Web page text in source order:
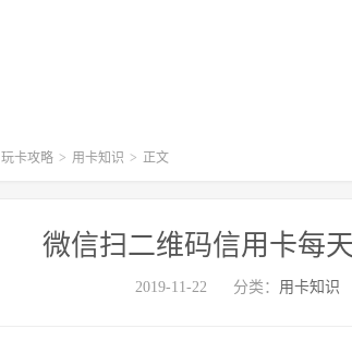
玩卡攻略 > 用卡知识 > 正文
微信扫二维码信用卡每
2019-11-22 分类： 用卡知识